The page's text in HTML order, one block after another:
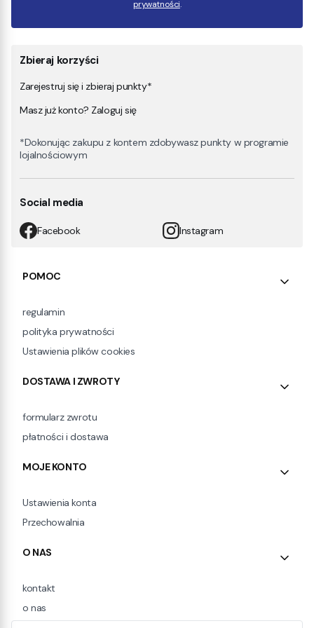
Zbieraj korzyści
Zarejestruj się i zbieraj punkty*
Masz już konto? Zaloguj się
*Dokonując zakupu z kontem zdobywasz punkty w programie
lojalnościowym
Social media
Facebook Instagram
prywatności.
Linki w stopce
POMOC
regulamin
polityka prywatności
Ustawienia plików cookies
DOSTAWA I ZWROTY
formularz zwrotu
płatności i dostawa
MOJE KONTO
Ustawienia konta
Przechowalnia
O NAS
kontakt
o nas